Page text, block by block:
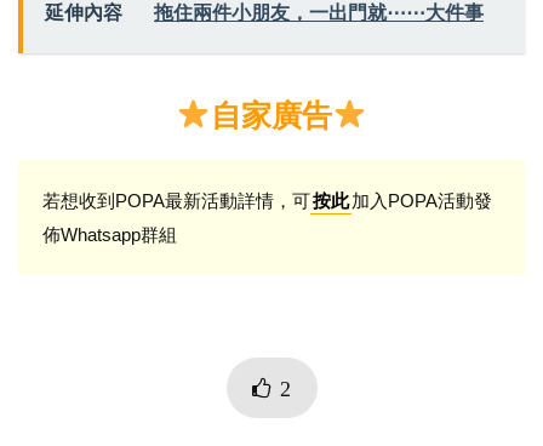
延伸內容 拖住兩件小朋友，一出門就⋯⋯大件事
自家廣告
若想收到POPA最新活動詳情，可按此加入POPA活動發
佈Whatsapp群組
2